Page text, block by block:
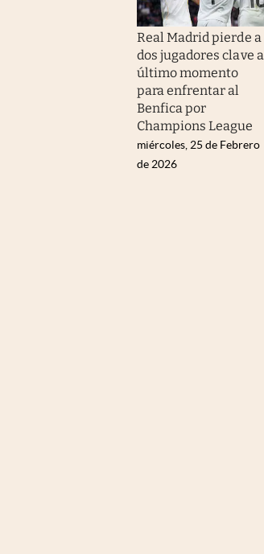
Real Madrid pierde a
dos jugadores clave a
último momento
para enfrentar al
Benfica por
Champions League
miércoles, 25 de Febrero
de 2026